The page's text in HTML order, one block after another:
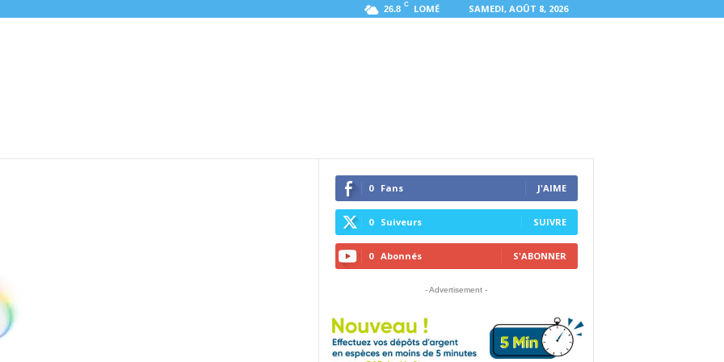
26.8 C LOMÉ SAMEDI, AOÛT 8, 2026
0 Fans J'AIME
0 Suiveurs SUIVRE
0 Abonnés S'ABONNER
- Advertisement -